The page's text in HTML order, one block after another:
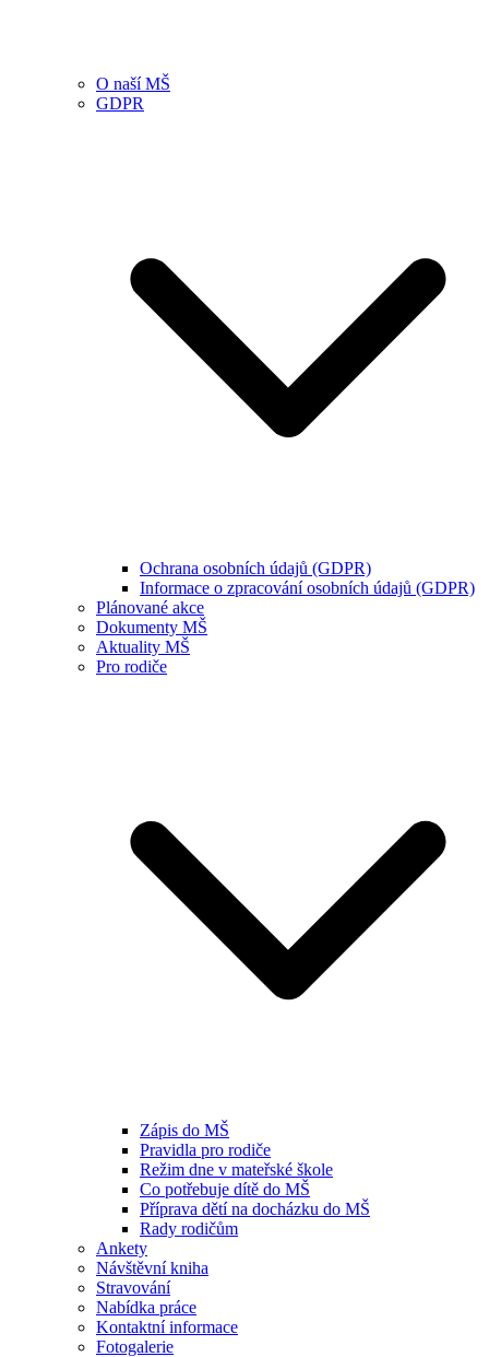
O naší MŠ
GDPR
Ochrana osobních údajů (GDPR)
Informace o zpracování osobních údajů (GDPR)
Plánované akce
Dokumenty MŠ
Aktuality MŠ
Pro rodiče
Zápis do MŠ
Pravidla pro rodiče
Režim dne v mateřské škole
Co potřebuje dítě do MŠ
Příprava dětí na docházku do MŠ
Rady rodičům
Ankety
Návštěvní kniha
Stravování
Nabídka práce
Kontaktní informace
Fotogalerie